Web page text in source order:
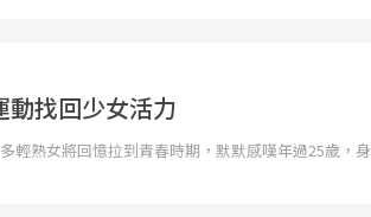
動找回少女活力
輕熟女將回憶拉到青春時期，默默感嘆年過25歲，身